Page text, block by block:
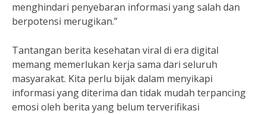
menghindari penyebaran informasi yang salah dan
berpotensi merugikan.”
Tantangan berita kesehatan viral di era digital
memang memerlukan kerja sama dari seluruh
masyarakat. Kita perlu bijak dalam menyikapi
informasi yang diterima dan tidak mudah terpancing
emosi oleh berita yang belum terverifikasi